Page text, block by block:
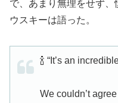
で、あまり無理をせず
ウスキーは語った。
🍾 “It’s an
We couldn’t